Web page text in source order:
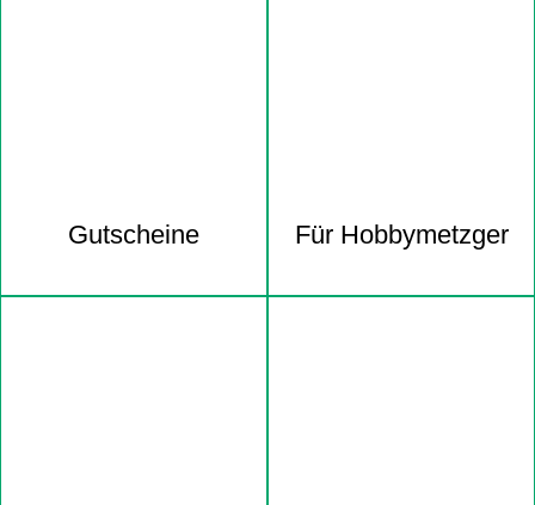
Gutscheine Für Hobbymetzger